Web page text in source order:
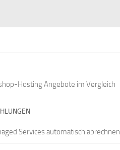
Hosting Angebote im Vergleich
Services automatisch abrechnen